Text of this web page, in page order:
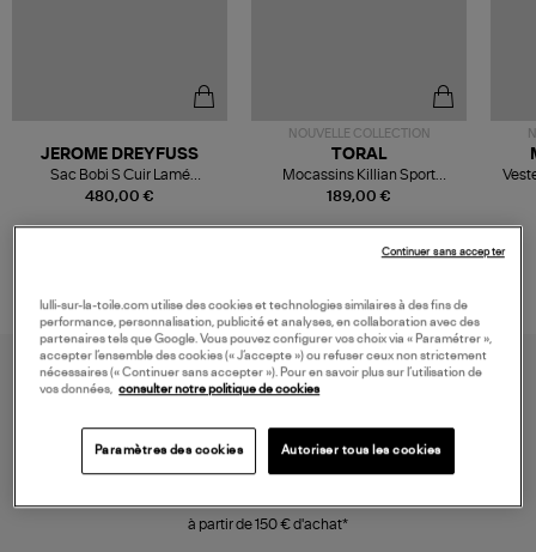
480,00 €
JEROME DREYFUSS
Sac Bobi S Cuir Lamé
Champagne
NOUVELLE COLLECTION
189,00 €
TORAL
Mocassins Killian Sport
Mousse
à partir de 150 € d'achat*
lulli-sur-la-toile.com utilise des cookies et technologies similaires à des fins de
performance, personnalisation, publicité et analyses, en collaboration avec des
partenaires tels que Google. Vous pouvez configurer vos choix via « Paramétrer »,
accepter l’ensemble des cookies (« J’accepte ») ou refuser ceux non strictement
nécessaires (« Continuer sans accepter »). Pour en savoir plus sur l’utilisation de
vos données, consulter notre politique de cookies
Paramètres des cookies Autoriser tous les cookies
Continuer sans accepter